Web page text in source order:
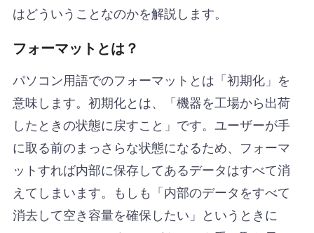
はどういうことなのかを解説します。
フォーマットとは？
パソコン用語でのフォーマットとは「初期化」を
意味します。初期化とは、「機器を工場から出荷
したときの状態に戻すこと」です。ユーザーが手
に取る前のまっさらな状態になるため、フォーマ
ットすれば内部に保存してあるデータはすべて消
えてしまいます。もしも「内部のデータをすべて
消去して空き容量を確保したい」というときに